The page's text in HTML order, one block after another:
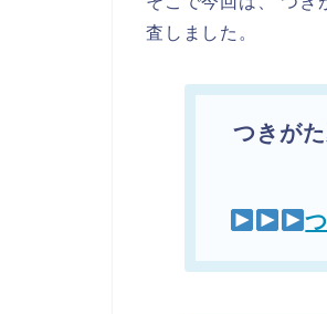
査しました。
つきが